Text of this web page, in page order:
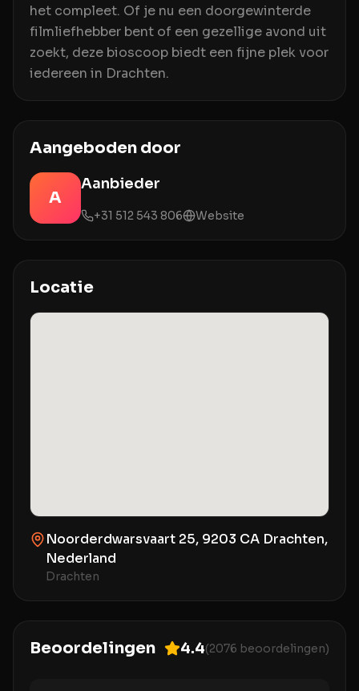
het compleet. Of je nu een doorgewinterde
filmliefhebber bent of een gezellige avond uit
zoekt, deze bioscoop biedt een fijne plek voor
iedereen in Drachten.
Aangeboden door
A
Aanbieder
+31 512 543 806 Website
Locatie
Noorderdwarsvaart 25, 9203 CA Drachten,
Nederland
Drachten
Beoordelingen 4.4(2076 beoordelingen)